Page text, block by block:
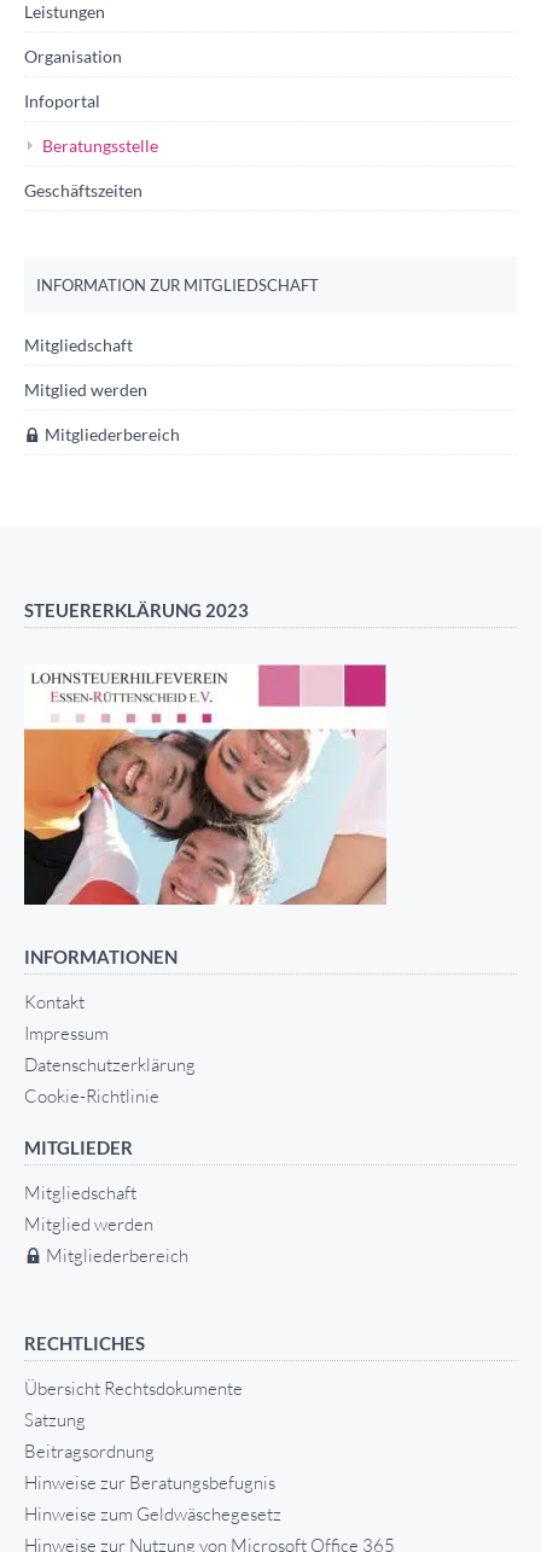
Leistungen
Organisation
Infoportal
Beratungsstelle
Geschäftszeiten
INFORMATION ZUR MITGLIEDSCHAFT
Mitgliedschaft
Mitglied werden
Mitgliederbereich
STEUERERKLÄRUNG 2023
INFORMATIONEN
Kontakt
Impressum
Datenschutzerklärung
Cookie-Richtlinie
MITGLIEDER
Mitgliedschaft
Mitglied werden
Mitgliederbereich
RECHTLICHES
Übersicht Rechtsdokumente
Satzung
Beitragsordnung
Hinweise zur Beratungsbefugnis
Hinweise zum Geldwäschegesetz
Hinweise zur Nutzung von Microsoft Office 365